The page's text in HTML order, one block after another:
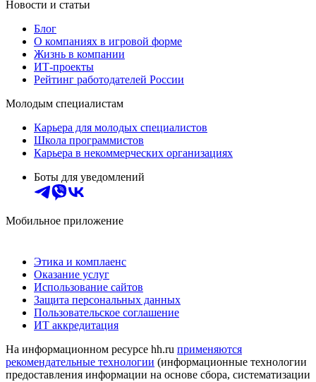
Новости и статьи
Блог
О компаниях в игровой форме
Жизнь в компании
ИТ-проекты
Рейтинг работодателей России
Молодым специалистам
Карьера для молодых специалистов
Школа программистов
Карьера в некоммерческих организациях
Боты для уведомлений
Мобильное приложение
Этика и комплаенс
Оказание услуг
Использование сайтов
Защита персональных данных
Пользовательское соглашение
ИТ аккредитация
На информационном ресурсе hh.ru применяются
рекомендательные технологии (информационные технологии
предоставления информации на основе сбора, систематизации